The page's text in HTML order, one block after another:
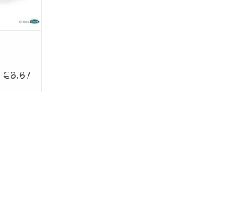
€6,67